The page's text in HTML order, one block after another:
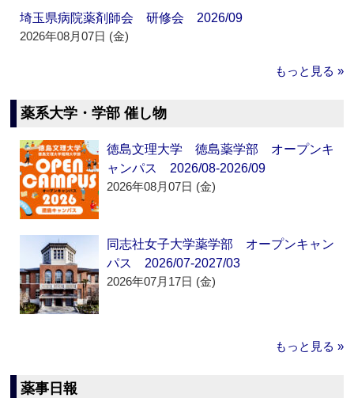
埼玉県病院薬剤師会 研修会 2026/09
2026年08月07日 (金)
もっと見る »
薬系大学・学部 催し物
徳島文理大学 徳島薬学部 オープンキ
ャンパス 2026/08-2026/09
2026年08月07日 (金)
同志社女子大学薬学部 オープンキャン
パス 2026/07-2027/03
2026年07月17日 (金)
もっと見る »
薬事日報